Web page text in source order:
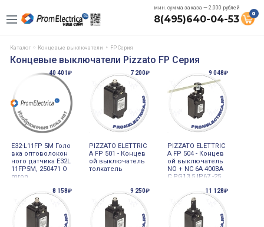
мин. сумма заказа — 2.000 рублей
8(495)640-04-53 0
Каталог Концевые выключатели FP Серия
Концевые выключатели Pizzato FP Серия
40 401₽
E32-L11FP 5M Голо
вка оптоволокон
ного датчика E32L
11FP5M, 250471 O
mron
7 200₽
PIZZATO ELETTRIC
A FP 501 - Концев
ой выключатель
толкатель
9 048₽
PIZZATO ELETTRIC
A FP 504 - Концев
ой выключатель
NO + NC 6А 400ВA
C PG13,5 IP67 -25
8 158₽ 9 250₽ 11 128₽